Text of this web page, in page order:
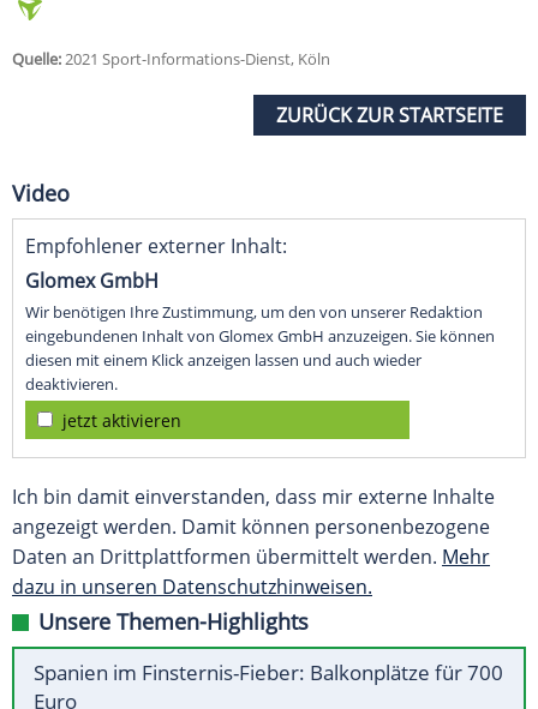
Quelle:2021 Sport-Informations-Dienst, Köln
ZURÜCK ZUR STARTSEITE
Video
Empfohlener externer Inhalt:
Glomex GmbH
Wir benötigen Ihre Zustimmung, um den von unserer Redaktion
eingebundenen Inhalt von Glomex GmbH anzuzeigen. Sie können
diesen mit einem Klick anzeigen lassen und auch wieder
deaktivieren.
jetzt aktivieren
Ich bin damit einverstanden, dass mir externe Inhalte
angezeigt werden. Damit können personenbezogene
Daten an Drittplattformen übermittelt werden. Mehr
dazu in unseren Datenschutzhinweisen.
Unsere Themen-Highlights
Spanien im Finsternis-Fieber: Balkonplätze für 700
Euro